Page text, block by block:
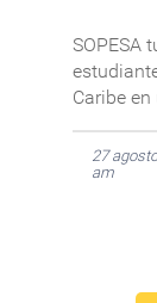
SOPESA
Caribe
27
am